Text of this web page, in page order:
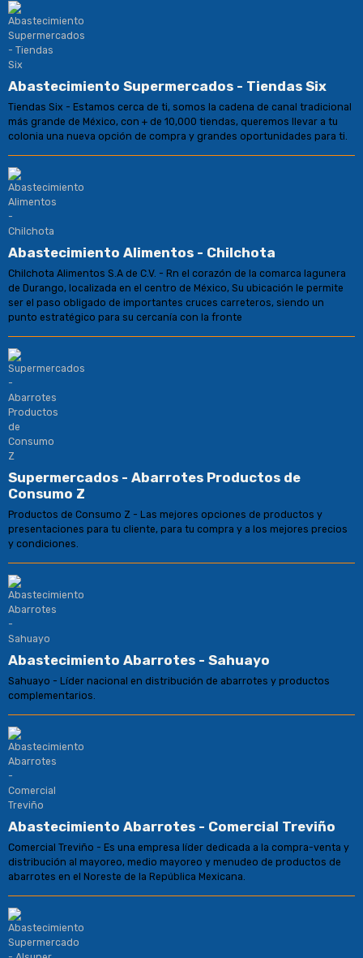
Abastecimiento Supermercados - Tiendas Six
Tiendas Six - Estamos cerca de ti, somos la cadena de canal tradicional
más grande de México, con + de 10,000 tiendas, queremos llevar a tu
colonia una nueva opción de compra y grandes oportunidades para ti.
Abastecimiento Alimentos - Chilchota
Chilchota Alimentos S.A de C.V. - Rn el corazón de la comarca lagunera
de Durango, localizada en el centro de México, Su ubicación le permite
ser el paso obligado de importantes cruces carreteros, siendo un
punto estratégico para su cercanía con la fronte
Supermercados - Abarrotes Productos de
Consumo Z
Productos de Consumo Z - Las mejores opciones de productos y
presentaciones para tu cliente, para tu compra y a los mejores precios
y condiciones.
Abastecimiento Abarrotes - Sahuayo
Sahuayo - Líder nacional en distribución de abarrotes y productos
complementarios.
Abastecimiento Abarrotes - Comercial Treviño
Comercial Treviño - Es una empresa líder dedicada a la compra-venta y
distribución al mayoreo, medio mayoreo y menudeo de productos de
abarrotes en el Noreste de la República Mexicana.